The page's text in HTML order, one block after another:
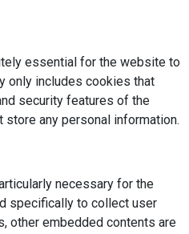
essential for the website to
only includes cookies that
security features of the
any personal information.
necessary for the
specifically to collect user
other embedded contents are